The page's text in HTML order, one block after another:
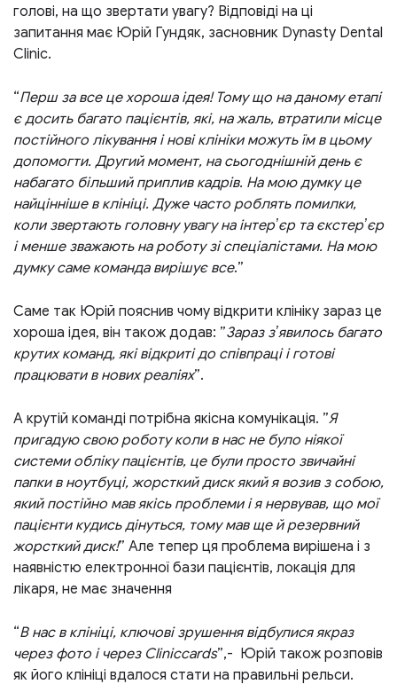
голові, на що звертати увагу? Відповіді на ці
запитання має Юрій Гундяк, засновник Dynasty Dental
Clinic.
“Перш за все це хороша ідея! Тому що на даному етапі
є досить багато пацієнтів, які, на жаль, втратили місце
постійного лікування і нові клініки можуть їм в цьому
допомогти. Другий момент, на сьогоднішній день є
набагато більший приплив кадрів. На мою думку це
найцінніше в клініці. Дуже часто роблять помилки,
коли звертають головну увагу на інтерʼєр та єкстерʼєр
і менше зважають на роботу зі спеціалістами. На мою
думку саме команда вирішує все.”
Саме так Юрій пояснив чому відкрити клініку зараз це
хороша ідея, він також додав: ”Зараз зʼявилось багато
крутих команд, які відкриті до співпраці і готові
працювати в нових реаліях”.
А крутій команді потрібна якісна комунікація. ”Я
пригадую свою роботу коли в нас не було ніякої
системи обліку пацієнтів, це були просто звичайні
папки в ноутбуці, жорсткий диск який я возив з собою,
який постійно мав якісь проблеми і я нервував, що мої
пацієнти кудись дінуться, тому мав ще й резервний
жорсткий диск!” Але тепер ця проблема вирішена і з
наявністю електронної бази пацієнтів, локація для
лікаря, не має значення
“В нас в клініці, ключові зрушення відбулися якраз
через фото і через Cliniccards”,- Юрій також розповів
як його клініці вдалося стати на правильні рельси.